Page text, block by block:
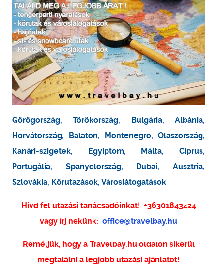
Görögország,Törökország, Bulgária,Albánia,
Horvátország, Balaton, Montenegro, Olaszország,
Kanári-szigetek, Egyiptom, Málta,Ciprus,
Portugália, Spanyolország, Dubai,Ausztria,
Szlovákia, Körutazások, Városlátogatások
Hívd fel utazási tanácsadóinkat! +36301843424
vagy írj nekünk: office@travelbay.hu
Reméljük, hogy a Travelbay.hu oldalon sikerül
megtalálni a legjobb utazási ajánlatot!